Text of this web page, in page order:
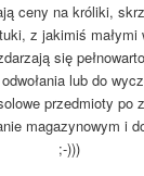
ceny na króliki,
z jakimiś małymi
się
lub do
przedmioty po
magazynowym i
;-)))